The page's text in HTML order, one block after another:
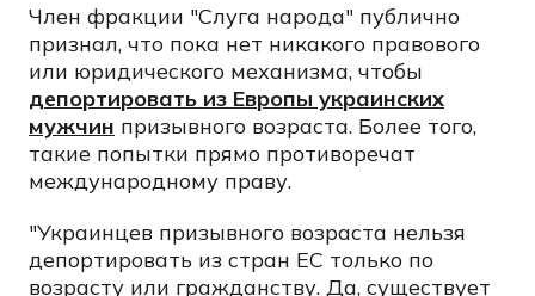
Член фракции "Слуга народа" публично
признал, что пока нет никакого правового
или юридического механизма, чтобы
депортировать из Европы украинских
мужчин призывного возраста. Более того,
такие попытки прямо противоречат
международному праву.
"Украинцев призывного возраста нельзя
депортировать из стран ЕС только по
возрасту или гражданству. Да, существует